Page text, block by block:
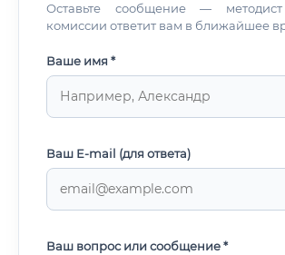
Оставьте сообщение —
комиссии ответит вам в ближайшее
Ваше имя *
Ваш E-mail (для ответа)
Ваш вопрос или сообщение *